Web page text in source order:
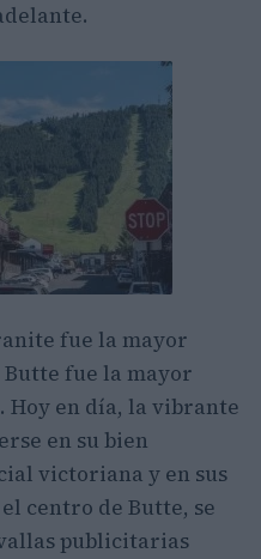
fue la mayor
fue la mayor
Hoy en día, la vibrante
en su bien
victoriana y en sus
centro de Butte, se
publicitarias